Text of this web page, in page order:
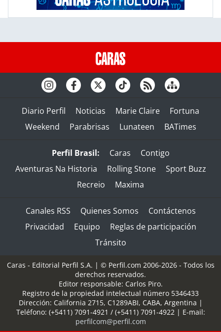
Diario Perfil Noticias Marie Claire
Fortuna
Weekend
Parabrisas Lunateen BATimes
Perfil Brasil: Caras
Contigo
Aventuras Na Historia
Rolling Stone
Sport Buzz
Recreio
Maxima
Canales RSS Quienes Somos
Contáctenos
Privacidad
Equipo
Reglas de participación
Tránsito
Caras - Editorial Perfil S.A. | © Perfil.com 2006-2026 - Todos los
derechos reservados.
Editor responsable: Carlos Piro.
Registro de la propiedad intelectual número 5346433
Dirección: California 2715, C1289ABI, CABA, Argentina |
Teléfono: (+5411) 7091-4921 / (+5411) 7091-4922| E-mail:
perfilcom@perfil.com